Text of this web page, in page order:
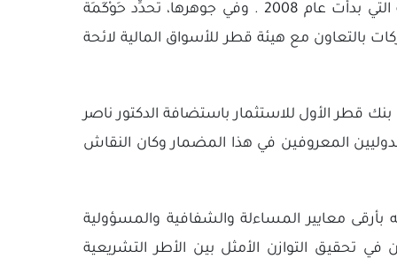
يُشار إلى أن أهمية حَوْكَمَة المؤسسات تعززت خلال الأعوام القليلة الماضية، لا سيما إبّان الأزمة المالية العالمية التي بدأت عام 2008 . وفي جوهرها، تحدِّد حَوْكَمَة
وإدارتها. وفي عام 2009 ، وضع معهد حوكمة الشركات بالتعاون مع هيئة قطر للأسواق المالية لائحة
قطر الأول للاستثمار باستضافة الدكتور ناصر
المعروفين في هذا المضمار وكان النقاش
بأرقى معايير المساءلة والشفافية والمسؤولية
تحقيق التوازن الأمثل بين الأطر التشريعية